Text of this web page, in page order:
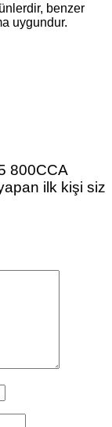
benzer
uygundur.
800CCA
ilk kişi siz